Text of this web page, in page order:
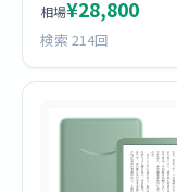
リックジェード
相場¥28,800
検索 214回